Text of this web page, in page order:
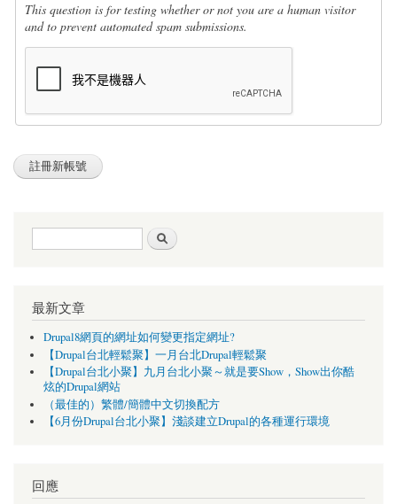
This question is for testing whether or not you are a human visitor
and to prevent automated spam submissions.
搜尋表單
最新文章
Drupal8網頁的網址如何變更指定網址?
【Drupal台北輕鬆聚】一月台北Drupal輕鬆聚
【Drupal台北小聚】九月台北小聚～就是要Show，Show出你酷
炫的Drupal網站
（最佳的）繁體/簡體中文切換配方
【6月份Drupal台北小聚】淺談建立Drupal的各種運行環境
回應